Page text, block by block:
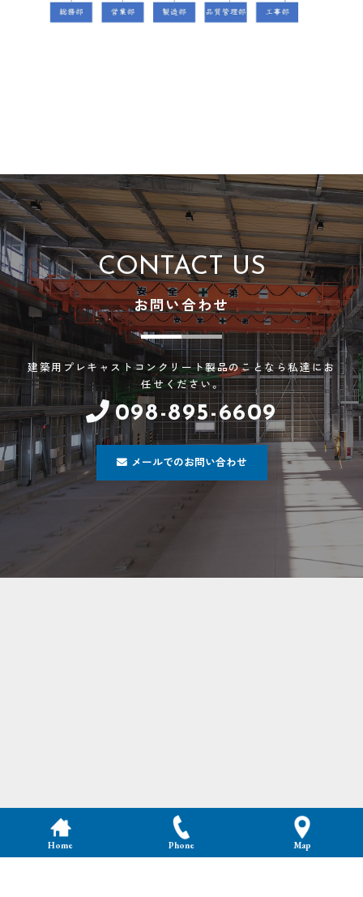
CONTACT US
お問い合わせ
建築用プレキャストコンクリート製品のことなら私達にお
任せください。
098-895-6609
メールでのお問い合わせ
Home Phone Map